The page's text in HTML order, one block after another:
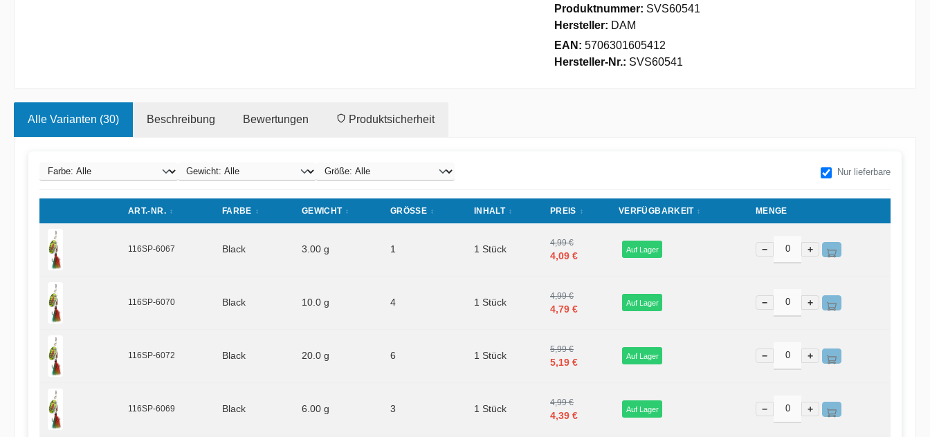
Produktnummer: SVS60541
Hersteller: DAM
EAN: 5706301605412
Hersteller-Nr.: SVS60541
Alle Varianten (30) Beschreibung Bewertungen Produktsicherheit
Nur lieferbare
ART.-NR. FARBE GEWICHT GRÖSSE INHALT PREIS VERFÜGBARKEIT MENGE
116SP-6067 Black 3.00 g 1 1 Stück
4,99 €
4,09 €
Auf Lager − +
116SP-6070 Black 10.0 g 4 1 Stück
4,99 €
4,79 €
Auf Lager − +
116SP-6072 Black 20.0 g 6 1 Stück
5,99 €
5,19 €
Auf Lager − +
116SP-6069 Black 6.00 g 3 1 Stück
4,99 €
4,39 €
Auf Lager − +